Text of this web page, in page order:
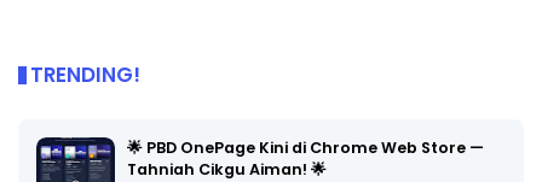
TRENDING!
🌟 PBD OnePage Kini di Chrome Web Store —
Tahniah Cikgu Aiman! 🌟